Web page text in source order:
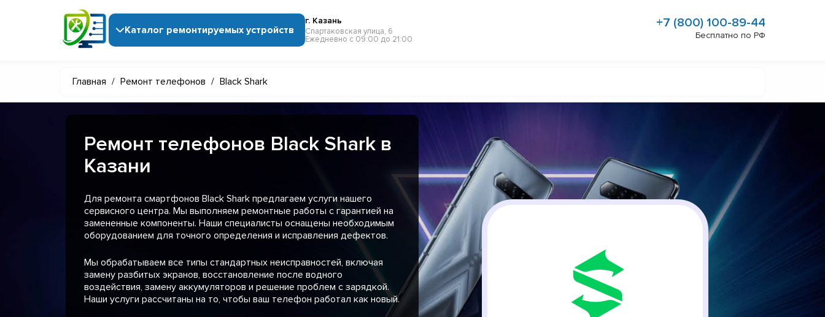
Каталог ремонтируемых устройств
г. Казань
Спартаковская улица, 6
Ежедневно с 09:00 до 21:00
+7 (800) 100-89-44
Бесплатно по РФ
Главная / Ремонт телефонов / Black Shark
Ремонт телефонов Black Shark в
Казани
Для ремонта смартфонов Black Shark предлагаем услуги нашего
сервисного центра. Мы выполняем ремонтные работы с гарантией на
замененные компоненты. Наши специалисты оснащены необходимым
оборудованием для точного определения и исправления дефектов.
Мы обрабатываем все типы стандартных неисправностей, включая
замену разбитых экранов, восстановление после водного
воздействия, замену аккумуляторов и решение проблем с зарядкой.
Наши услуги рассчитаны на то, чтобы ваш телефон работал как новый.